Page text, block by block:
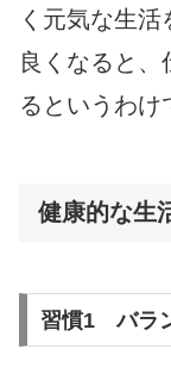
く元気な生
良くなると
るというわけ
健康的な生
習慣1 バラ